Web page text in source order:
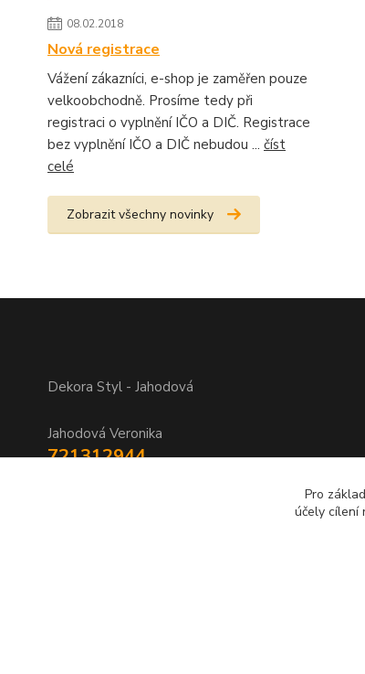
08.02.2018
Nová registrace
Vážení zákazníci, e-shop je zaměřen pouze
velkoobchodně. Prosíme tedy při
registraci o vyplnění IČO a DIČ. Registrace
bez vyplnění IČO a DIČ nebudou ... číst
celé
Zobrazit všechny novinky
Dekora Styl - Jahodová
Jahodová Veronika
721312944
Pro
účely cílení